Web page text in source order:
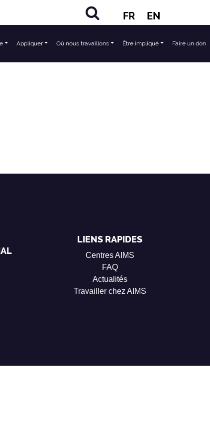
FR EN
Appliquer Où nous travaillons Être impliqué Faire un don
LIENS RAPIDES
Centres AIMS
FAQ
Actualités
Travailler chez AIMS